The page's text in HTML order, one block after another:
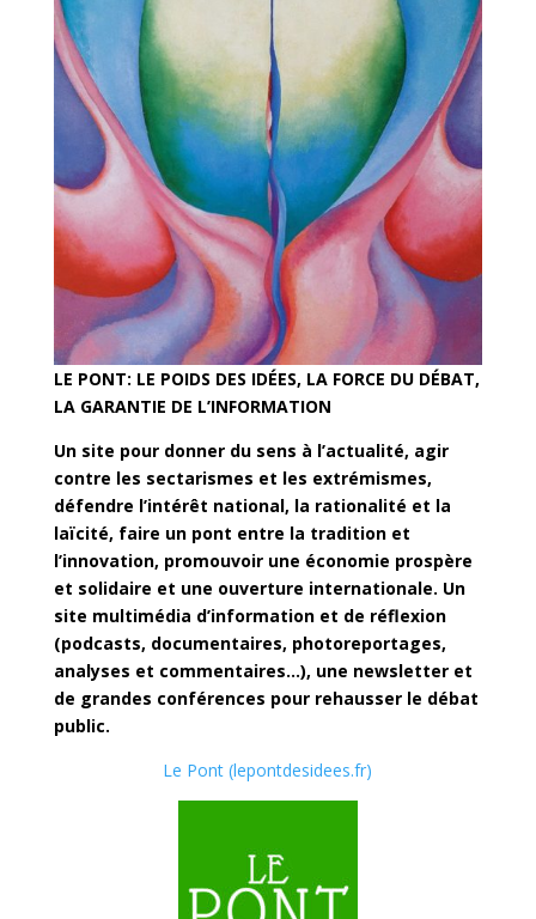
LE PONT: LE POIDS DES IDÉES, LA FORCE DU DÉBAT,
LA GARANTIE DE L’INFORMATION
Un site pour donner du sens à l’actualité, agir
contre les sectarismes et les extrémismes,
défendre l’intérêt national, la rationalité et la
laïcité, faire un pont entre la tradition et
l’innovation, promouvoir une économie prospère
et solidaire et une ouverture internationale. Un
site multimédia d’information et de réflexion
(podcasts, documentaires, photoreportages,
analyses et commentaires…), une newsletter et
de grandes conférences pour rehausser le débat
public.
Le Pont (lepontdesidees.fr)